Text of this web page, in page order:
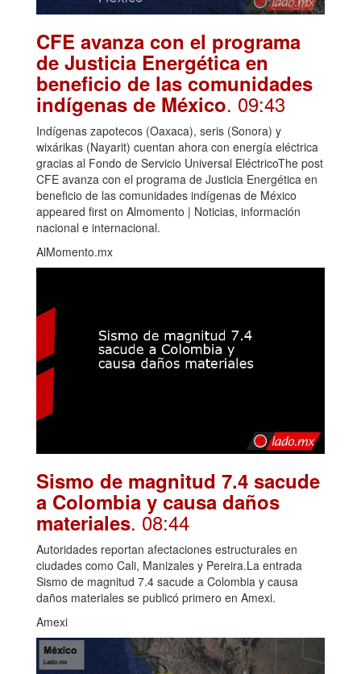
CFE avanza con el programa
de Justicia Energética en
beneficio de las comunidades
indígenas de México. 09:43
Indígenas zapotecos (Oaxaca), seris (Sonora) y
wixárikas (Nayarit) cuentan ahora con energía eléctrica
gracias al Fondo de Servicio Universal EléctricoThe post
CFE avanza con el programa de Justicia Energética en
beneficio de las comunidades indígenas de México
appeared first on Almomento | Noticias, información
nacional e internacional.
AlMomento.mx
Sismo de magnitud 7.4 sacude
a Colombia y causa daños
materiales. 08:44
Autoridades reportan afectaciones estructurales en
ciudades como Cali, Manizales y Pereira.La entrada
Sismo de magnitud 7.4 sacude a Colombia y causa
daños materiales se publicó primero en Amexi.
Amexi